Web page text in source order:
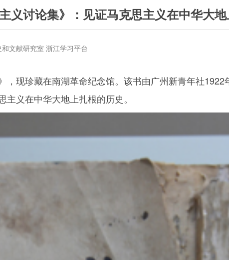
主义讨论集》：见证马克思主义在中华大
文献研究室 浙江学习平台
，现珍藏在南湖革命纪念馆。该书由广州新青年社1922
义在中华大地上扎根的历史。